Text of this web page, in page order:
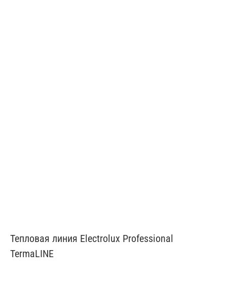
Тепловая линия Electrolux Professional
TermaLINE